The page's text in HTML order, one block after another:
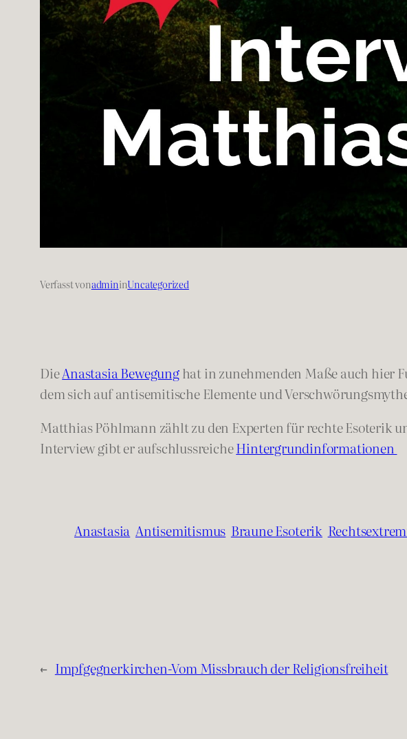
Verfasst vonadmininUncategorized
DieAnastasia Bewegunghat in zunehmenden Maße auch hier
dem sich auf antisemitische Elemente und
Matthias Pöhlmann zählt zu den Experten für rechte Esoterik
Interview gibt er aufschlussreicheHintergrundinformationen
Anastasia Antisemitismus Braune Esoterik
← Impfgegnerkirchen-Vom Missbrauch der Religionsfreiheit